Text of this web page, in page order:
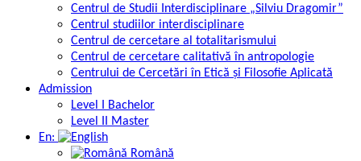
Centrul de Studii Interdisciplinare „Silviu Dragomir”
Centrul studiilor interdisciplinare
Centrul de cercetare al totalitarismului
Centrul de cercetare calitativă în antropologie
Centrului de Cercetări în Etică și Filosofie Aplicată
Admission
Level I Bachelor
Level II Master
En:
Română